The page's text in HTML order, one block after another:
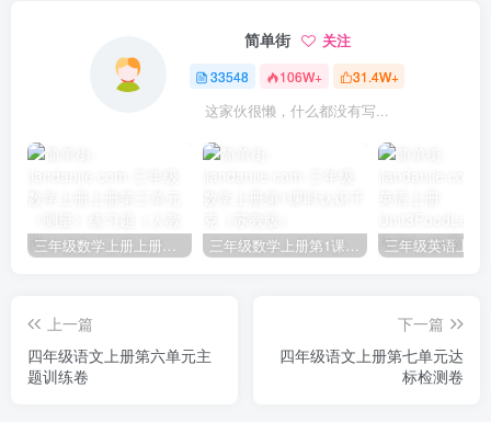
简单街 关注
33548 106W+ 31.4W+
这家伙很懒，什么都没有写...
上一篇
四年级语文上册第六单元主
题训练卷
下一篇
四年级语文上册第七单元达
标检测卷